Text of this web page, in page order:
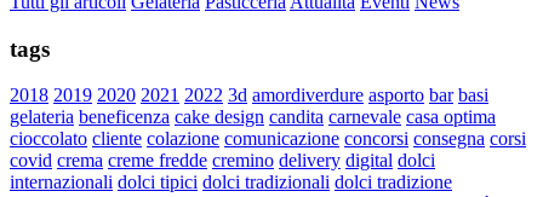
tags
2018 2019 2020 2021 2022 3d amordiverdure asporto bar basi
gelateria beneficenza cake design candita carnevale casa optima
cioccolato cliente colazione comunicazione concorsi consegna corsi
covid crema creme fredde cremino delivery digital dolci
internazionali dolci tipici dolci tradizionali dolci tradizione